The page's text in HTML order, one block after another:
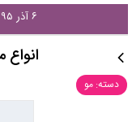
۶ آذر ۱۳۹۵ - ۱۴:۵۴
دسته: مو